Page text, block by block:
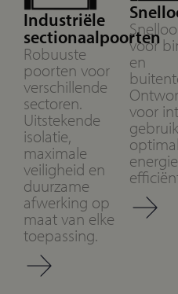
Industriële
sectionaalpoorten
Robuuste
poorten voor
verschillende
sectoren.
Uitstekende
isolatie,
maximale
veiligheid en
duurzame
afwerking op
maat van elke
toepassing.
voor
en
voor